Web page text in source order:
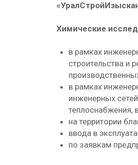
Химические
в рамках
строительства и
в рамках
инженерных
теплоснабжения,
на территории
ввода в
по заявкам